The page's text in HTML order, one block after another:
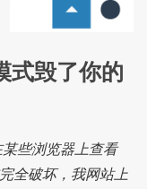
式毁了你的
些浏览器上查看
全破坏，我网站上